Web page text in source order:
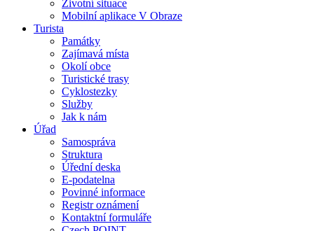
Životní situace
Mobilní aplikace V Obraze
Turista
Památky
Zajímavá místa
Okolí obce
Turistické trasy
Cyklostezky
Služby
Jak k nám
Úřad
Samospráva
Struktura
Úřední deska
E-podatelna
Povinné informace
Registr oznámení
Kontaktní formuláře